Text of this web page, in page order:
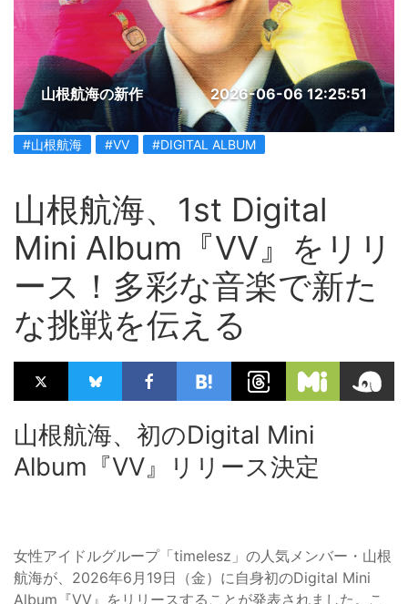
山根航海の新作 2026-06-06 12:25:51
#山根航海 #VV #DIGITAL ALBUM
山根航海、1st Digital
Mini Album『VV』をリリ
ース！多彩な音楽で新た
な挑戦を伝える
山根航海、初のDigital Mini
Album『VV』リリース決定
女性アイドルグループ「timelesz」の人気メンバー・山根
航海が、2026年6月19日（金）に自身初のDigital Mini
Album『VV』をリリースすることが発表されました。こ